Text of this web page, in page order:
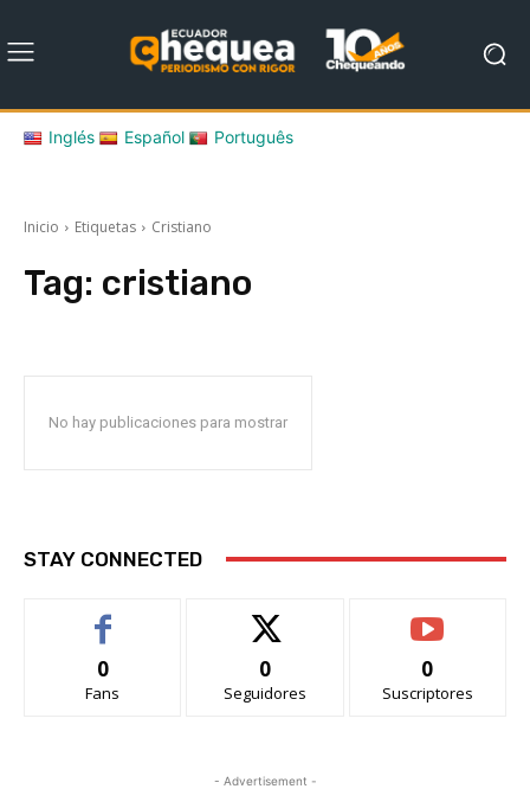
Inglés Español Português
Inicio Etiquetas Cristiano
Tag: cristiano
No hay publicaciones para mostrar
STAY CONNECTED
0
Fans
0
Seguidores
0
Suscriptores
- Advertisement -